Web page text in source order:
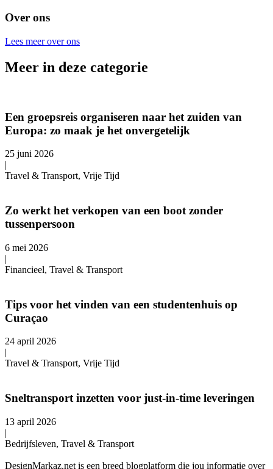
Over ons
Lees meer over ons
Meer in deze categorie
Een groepsreis organiseren naar het zuiden van
Europa: zo maak je het onvergetelijk
25 juni 2026
|
Travel & Transport, Vrije Tijd
Zo werkt het verkopen van een boot zonder
tussenpersoon
6 mei 2026
|
Financieel, Travel & Transport
Tips voor het vinden van een studentenhuis op
Curaçao
24 april 2026
|
Travel & Transport, Vrije Tijd
Sneltransport inzetten voor just-in-time leveringen
13 april 2026
|
Bedrijfsleven, Travel & Transport
DesignMarkaz.net is een breed blogplatform die jou informatie over